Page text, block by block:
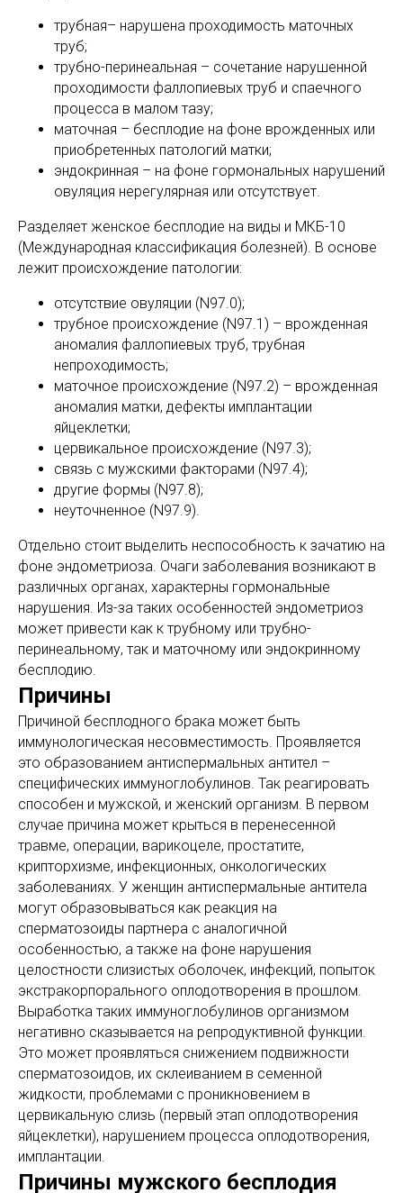
трубная– нарушена проходимость маточных
труб;
трубно-перинеальная – сочетание нарушенной
проходимости фаллопиевых труб и спаечного
процесса в малом тазу;
маточная – бесплодие на фоне врожденных или
приобретенных патологий матки;
эндокринная – на фоне гормональных нарушений
овуляция нерегулярная или отсутствует.
Разделяет женское бесплодие на виды и МКБ-10
(Международная классификация болезней). В основе
лежит происхождение патологии:
отсутствие овуляции (N97.0);
трубное происхождение (N97.1) – врожденная
аномалия фаллопиевых труб, трубная
непроходимость;
маточное происхождение (N97.2) – врожденная
аномалия матки, дефекты имплантации
яйцеклетки;
цервикальное происхождение (N97.3);
связь с мужскими факторами (N97.4);
другие формы (N97.8);
неуточненное (N97.9).
Отдельно стоит выделить неспособность к зачатию на
фоне эндометриоза. Очаги заболевания возникают в
различных органах, характерны гормональные
нарушения. Из-за таких особенностей эндометриоз
может привести как к трубному или трубно-
перинеальному, так и маточному или эндокринному
бесплодию.
Причины
Причиной бесплодного брака может быть
иммунологическая несовместимость. Проявляется
это образованием антиспермальных антител –
специфических иммуноглобулинов. Так реагировать
способен и мужской, и женский организм. В первом
случае причина может крыться в перенесенной
травме, операции, варикоцеле, простатите,
крипторхизме, инфекционных, онкологических
заболеваниях. У женщин антиспермальные антитела
могут образовываться как реакция на
сперматозоиды партнера с аналогичной
особенностью, а также на фоне нарушения
целостности слизистых оболочек, инфекций, попыток
экстракорпорального оплодотворения в прошлом.
Выработка таких иммуноглобулинов организмом
негативно сказывается на репродуктивной функции.
Это может проявляться снижением подвижности
сперматозоидов, их склеиванием в семенной
жидкости, проблемами с проникновением в
цервикальную слизь (первый этап оплодотворения
яйцеклетки), нарушением процесса оплодотворения,
имплантации.
Причины мужского бесплодия